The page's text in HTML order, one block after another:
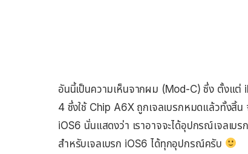
อันนี้เป็นความเห็นจากผม (Mod-C) ซึ่ง ตั้งแต่
4 ซึ่งใช้ Chip A6X ถูกเจลเบรกหมดแล้วทั้งสิ้
iOS6 นั่นแสดงว่า เราอาจจะได้อุปกรณ์เจลเ
สำหรับเจลเบรก iOS6 ได้ทุกอุปกรณ์ครับ